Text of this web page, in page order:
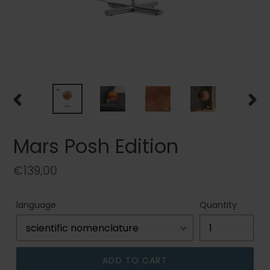
PREVIOUS
Mars Posh Edition
Regular
€139,00
language Quantity
ADD TO CART